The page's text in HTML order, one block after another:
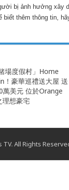
bị ảnh hưởng xây
biết thêm thông tin,
場度假村」Home
！豪華巡禮送大屋 送
萬美元 位於Orange
想豪宅
All Rights